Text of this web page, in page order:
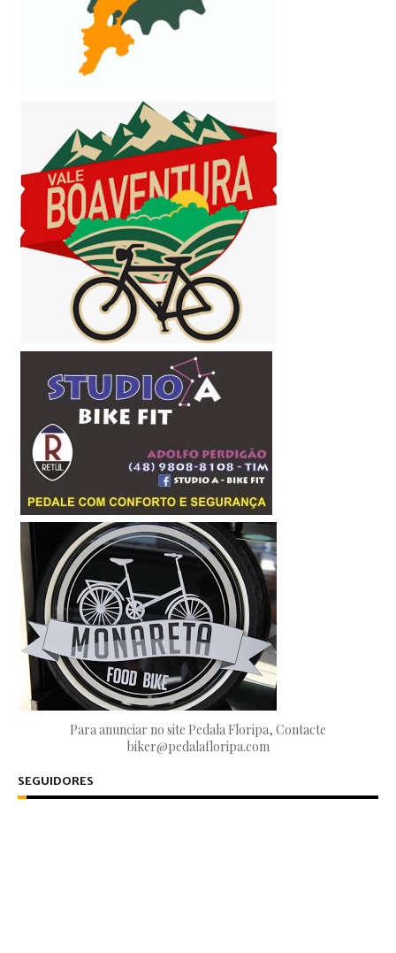
Para anunciar no site Pedala Floripa, Contacte
biker@pedalafloripa.com
SEGUIDORES